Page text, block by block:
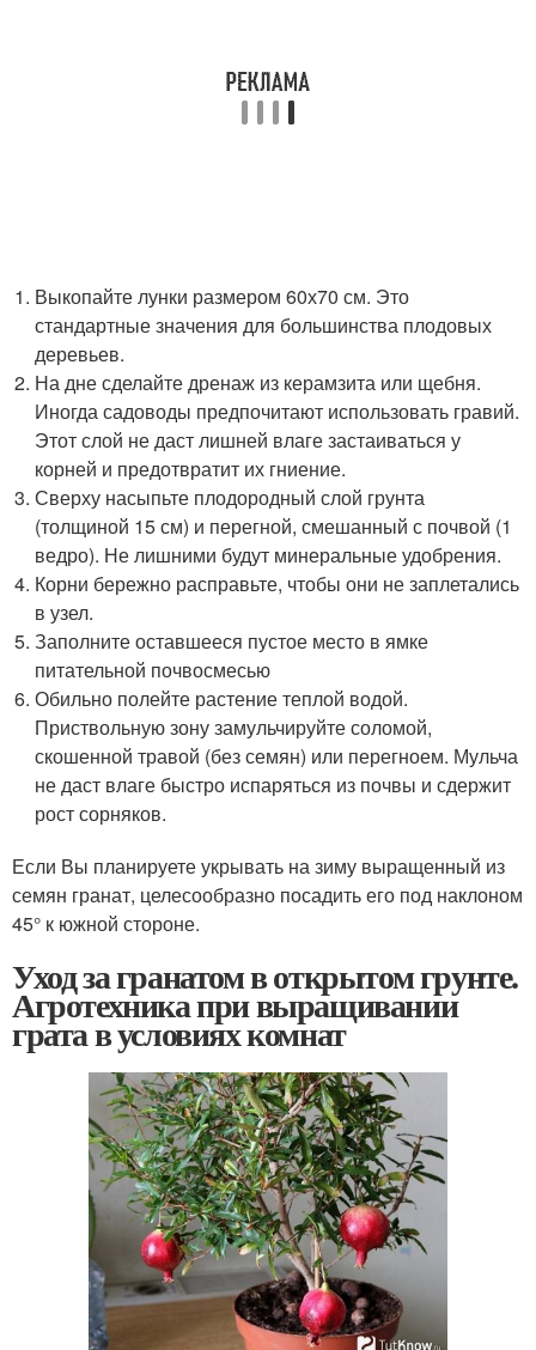
Выкопайте лунки размером 60х70 см. Это
стандартные значения для большинства плодовых
деревьев.
На дне сделайте дренаж из керамзита или щебня.
Иногда садоводы предпочитают использовать гравий.
Этот слой не даст лишней влаге застаиваться у
корней и предотвратит их гниение.
Сверху насыпьте плодородный слой грунта
(толщиной 15 см) и перегной, смешанный с почвой (1
ведро). Не лишними будут минеральные удобрения.
Корни бережно расправьте, чтобы они не заплетались
в узел.
Заполните оставшееся пустое место в ямке
питательной почвосмесью
Обильно полейте растение теплой водой.
Приствольную зону замульчируйте соломой,
скошенной травой (без семян) или перегноем. Мульча
не даст влаге быстро испаряться из почвы и сдержит
рост сорняков.
Если Вы планируете укрывать на зиму выращенный из
семян гранат, целесообразно посадить его под наклоном
45° к южной стороне.
Уход за гранатом в открытом грунте.
Агротехника при выращивании
грата в условиях комнат